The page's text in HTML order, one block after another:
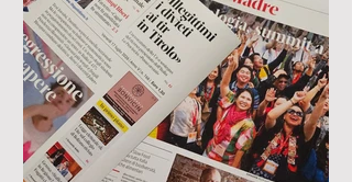
migrazioni. L’obiettivo era fare in modo
che questi temi non fossero affrontati
soltanto in occasione delle emergenze o
di at